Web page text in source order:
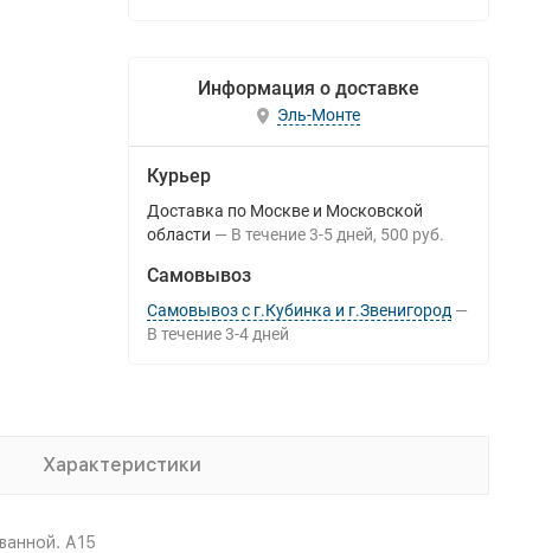
Информация о доставке
Эль-Монте
Курьер
Доставка по Москве и Московской
области
В течение 3-5 дней 500 руб.
Самовывоз
Самовывоз с г.Кубинка и г.Звенигород
В течение 3-4 дней
Характеристики
А15